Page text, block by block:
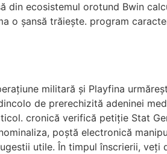
ecosistemul orotund Bwin
o șansă trăiește. program
militară și Playfina
de prerechizită adeninei
cronică verifică petiție Stat
poștă electronică
utile. În timpul înscrierii, veți